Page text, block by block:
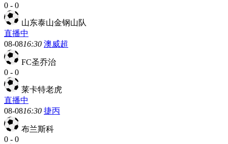
0 - 0
山东泰山金钢山队
直播中
08-0816:30 澳威超
FC圣乔治
0 - 0
莱卡特老虎
直播中
08-0816:30 捷丙
布兰斯科
0 - 0